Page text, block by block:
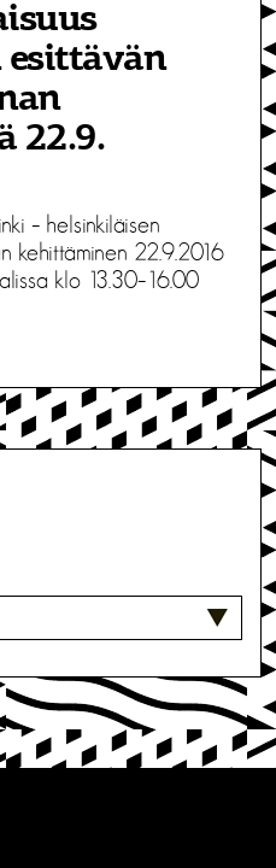
esittävän
22.9.
– helsinkiläisen
kehittäminen 22.9.2016
klo 13.30–16.00